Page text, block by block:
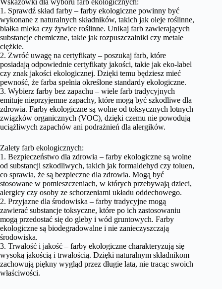
Wskazówki dla wyboru farb ekologicznych:
1. Sprawdź skład farby – farby ekologiczne powinny być
wykonane z naturalnych składników, takich jak oleje roślinne,
białka mleka czy żywice roślinne. Unikaj farb zawierających
substancje chemiczne, takie jak rozpuszczalniki czy metale
ciężkie.
2. Zwróć uwagę na certyfikaty – poszukaj farb, które
posiadają odpowiednie certyfikaty jakości, takie jak eko-label
czy znak jakości ekologicznej. Dzięki temu będziesz mieć
pewność, że farba spełnia określone standardy ekologiczne.
3. Wybierz farby bez zapachu – wiele farb tradycyjnych
emituje nieprzyjemne zapachy, które mogą być szkodliwe dla
zdrowia. Farby ekologiczne są wolne od toksycznych lotnych
związków organicznych (VOC), dzięki czemu nie powodują
uciążliwych zapachów ani podrażnień dla alergików.
Zalety farb ekologicznych:
1. Bezpieczeństwo dla zdrowia – farby ekologiczne są wolne
od substancji szkodliwych, takich jak formaldehyd czy toluen,
co sprawia, że są bezpieczne dla zdrowia. Mogą być
stosowane w pomieszczeniach, w których przebywają dzieci,
alergicy czy osoby ze schorzeniami układu oddechowego.
2. Przyjazne dla środowiska – farby tradycyjne mogą
zawierać substancje toksyczne, które po ich zastosowaniu
mogą przedostać się do gleby i wód gruntowych. Farby
ekologiczne są biodegradowalne i nie zanieczyszczają
środowiska.
3. Trwałość i jakość – farby ekologiczne charakteryzują się
wysoką jakością i trwałością. Dzięki naturalnym składnikom
zachowują piękny wygląd przez długie lata, nie tracąc swoich
właściwości.